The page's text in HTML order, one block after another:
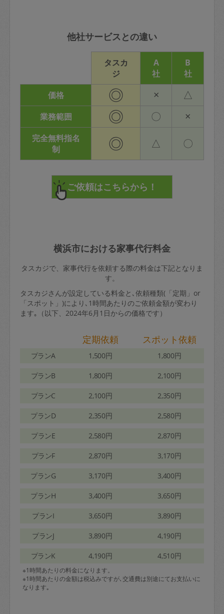
他社サービスとの違い
タスカ
ジ
A
社
B
社
価格
◎ × △
業務範囲 ◎ 〇 ×
完全無料指名
制
◎ △ 〇
横浜市における家事代行料金
タスカジで、家事代行を依頼する際の料金は下記となりま
す。
タスカジさんが設定している料金と､依頼種類(「定期」or
「スポット」)により､1時間あたりのご依頼金額が変わり
ます｡（以下、2024年6月1日からの価格です）
定期依頼 スポット依頼
プランA 1,500円 1,800円
プランB 1,800円 2,100円
プランC 2,100円 2,350円
プランD 2,350円 2,580円
プランE 2,580円 2,870円
プランF 2,870円 3,170円
プランG 3,170円 3,400円
プランH 3,400円 3,650円
プランI 3,650円 3,890円
プランJ 3,890円 4,190円
プランK 4,190円 4,510円
※1時間あたりの料金になります。
※1時間あたりの金額は税込みですが､交通費は別途にてお支払いに
なります｡